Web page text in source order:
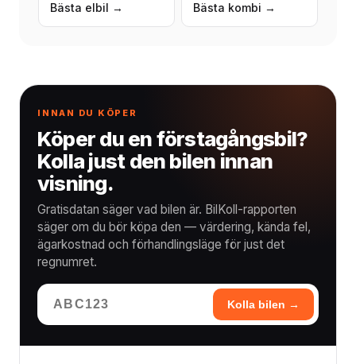
Bästa elbil → Bästa kombi →
INNAN DU KÖPER
Köper du en förstagångsbil?
Kolla just den bilen innan
visning.
Gratisdatan säger vad bilen är. BilKoll-rapporten
säger om du bör köpa den — värdering, kända fel,
ägarkostnad och förhandlingsläge för just det
regnumret.
Kolla bilen →